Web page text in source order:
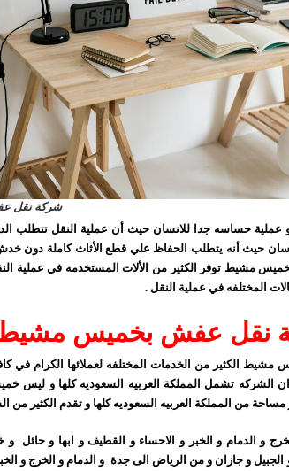
شركة نقل
حساسه جدا للانسان حيث أن عملية النقل تتطلب
حيث أنه يتطلب الحفاظ علي قطع الأثاث كاملة دون خدش
مشيط توفر الكثير من الألات المستخدمه في عملية
المختلفه في عملية النقل .
نقل عفش بخميس
الكثير من الخدمات المختلفه لعملائها الكرام في
الشركه تشمل المملكة العربيه السعوديه كلها و ليس
من المملكة العربيه السعوديه كلها و تقدم الكثير من
و الدمام و الخبر و الاحساء و القطيف و ابها و حائل
و جازان و من الرياض الى جدة و الدمام و الخرج و